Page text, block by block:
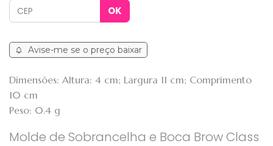
Avise-me se o preço baixar
Dimensões: Altura: 4 cm; Largura 11 cm; Comprimento
10 cm
Peso: 0.4 g
Molde de Sobrancelha e Boca Brow Class